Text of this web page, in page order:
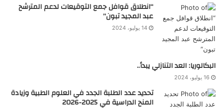
“انطلاق قوافل جمع التوقيعات لدعم المترشح
عبد المجيد تبون”
14 يوليو، 2024
البكالوريا: العد التنازلي يبدأ..
16 يوليو، 2024
تحديد عدد الطلبة الجدد في العلوم الطبية وزيادة
المنح الدراسية في 2025-2026